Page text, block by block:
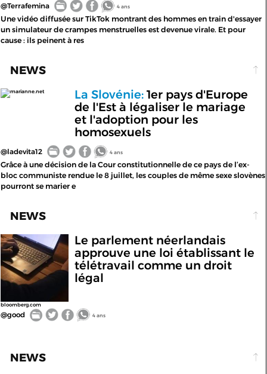
@Terrafemina 4 ans
Une vidéo diffusée sur TikTok montrant des hommes en train d'essayer
un simulateur de crampes menstruelles est devenue virale. Et pour
cause : ils peinent à res
NEWS
marianne.net La Slovénie:1er pays d'Europe
de l'Est à légaliser le mariage
et l'adoption pour les
homosexuels
@ladevita12 4 ans
Grâce à une décision de la Cour constitutionnelle de ce pays de l’ex-
bloc communiste rendue le 8 juillet, les couples de même sexe slovènes
pourront se marier e
NEWS
bloomberg.com
Le parlement néerlandais
approuve une loi établissant le
télétravail comme un droit
légal
@good 4 ans
NEWS